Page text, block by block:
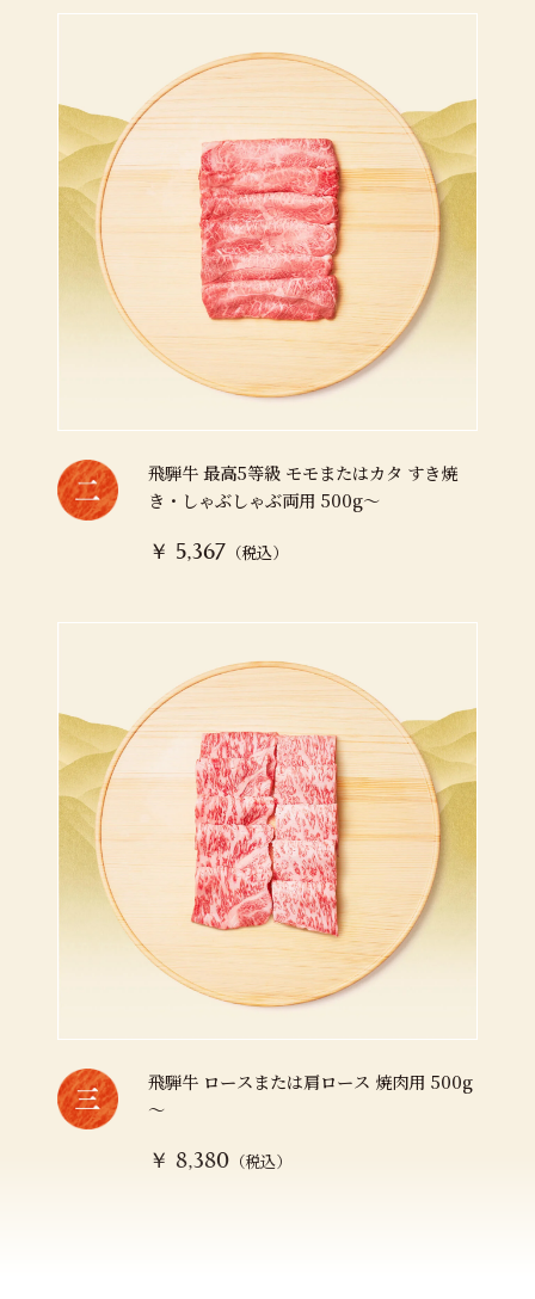
飛騨牛 最高5等級 モモまたはカタ すき焼
き・しゃぶしゃぶ両用 500g～
￥ 5,367 （税込）
飛騨牛 ロースまたは肩ロース 焼肉用 500g
～
￥ 8,380 （税込）